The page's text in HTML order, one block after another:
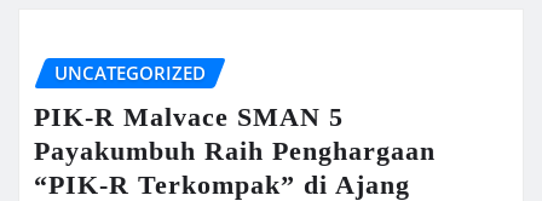
UNCATEGORIZED
PIK-R Malvace SMAN 5
Payakumbuh Raih Penghargaan
“PIK-R Terkompak” di Ajang